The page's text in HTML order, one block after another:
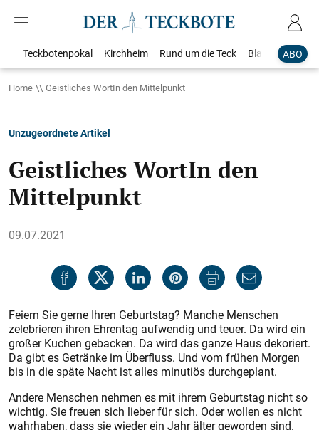
ABO
Teckbotenpokal Kirchheim Rund um die Teck Blaulicht
Home Geistliches WortIn den Mittelpunkt
Unzugeordnete Artikel
Geistliches WortIn den
Mittelpunkt
09.07.2021
Feiern Sie gerne Ihren Geburtstag? Manche Menschen
zelebrieren ihren Ehrentag aufwendig und teuer. Da wird ein
großer Kuchen gebacken. Da wird das ganze Haus dekoriert.
Da gibt es Getränke im Überfluss. Und vom frühen Morgen
bis in die späte Nacht ist alles minutiös durchgeplant.
Andere Menschen nehmen es mit ihrem Geburtstag nicht so
wichtig. Sie freuen sich lieber für sich. Oder wollen es nicht
wahrhaben, dass sie wieder ein Jahr älter geworden sind.